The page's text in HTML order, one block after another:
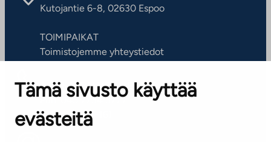
Tämä sivusto käyttää
evästeitä
Kutojantie 6-8, 02630 Espoo
TOIMIPAIKAT
Toimistojemme yhteystiedot
ASIAKASPALVELUKESKUS
Puh. 045 7734 3777
(arkisin klo 8-16)